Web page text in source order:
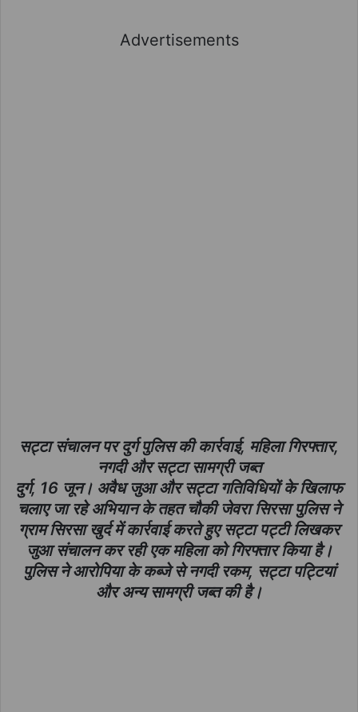
Advertisements
सट्टा संचालन पर दुर्ग पुलिस की कार्रवाई, महिला गिरफ्तार,
नगदी और सट्टा सामग्री जब्त
दुर्ग, 16 जून। अवैध जुआ और सट्टा गतिविधियों के खिलाफ
चलाए जा रहे अभियान के तहत चौकी जेवरा सिरसा पुलिस ने
ग्राम सिरसा खुर्द में कार्रवाई करते हुए सट्टा पट्टी लिखकर
जुआ संचालन कर रही एक महिला को गिरफ्तार किया है।
पुलिस ने आरोपिया के कब्जे से नगदी रकम, सट्टा पट्टियां
और अन्य सामग्री जब्त की है।